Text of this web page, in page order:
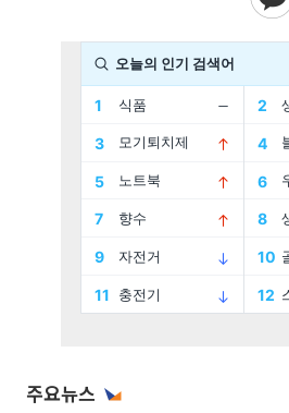
주요뉴스